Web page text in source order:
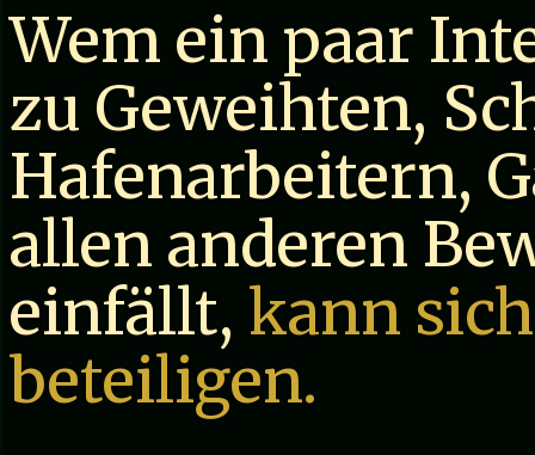
Wem ein paar
zu Geweihten,
Hafenarbeitern,
allen anderen
einfällt, kann
beteiligen.